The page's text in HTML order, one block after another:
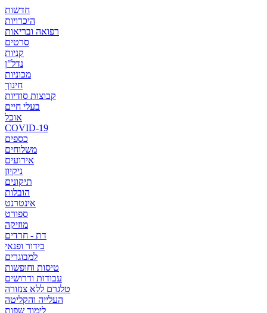
חדשות
היכרויות
רפואה ובריאות
סרטים
קניות
נדל"ן
מכוניות
חינוך
קבוצות סודיות
בעלי חיים
אוכל
COVID-19
כספים
משלוחים
אירועים
ניקיון
תיקונים
הובלות
אינטרנט
ספורט
מוזיקה
דת - חרדים
בידור ופנאי
למבוגרים
טיסות וחופשות
עבודות ודרושים
טלגרם ללא צנזורה
העלייה והקליטה
לימוד שפות